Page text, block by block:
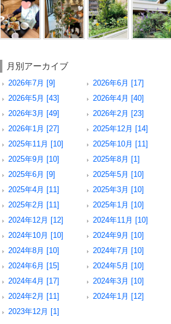
月別アーカイブ
2026年7月 [9]
2026年6月 [17]
2026年5月 [43]
2026年4月 [40]
2026年3月 [49]
2026年2月 [23]
2026年1月 [27]
2025年12月 [14]
2025年11月 [10]
2025年10月 [11]
2025年9月 [10]
2025年8月 [1]
2025年6月 [9]
2025年5月 [10]
2025年4月 [11]
2025年3月 [10]
2025年2月 [11]
2025年1月 [10]
2024年12月 [12]
2024年11月 [10]
2024年10月 [10]
2024年9月 [10]
2024年8月 [10]
2024年7月 [10]
2024年6月 [15]
2024年5月 [10]
2024年4月 [17]
2024年3月 [10]
2024年2月 [11]
2024年1月 [12]
2023年12月 [1]